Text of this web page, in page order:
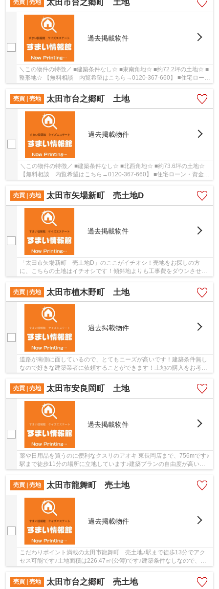
売買 | 売地
太田市台之郷町 土地
過去掲載物件
＼この物件の特徴／ ■建築条件なし☆ ■東南角地☆ ■約72.2坪の土地☆ ■
整形地☆ 【無料相談 内覧希望はこちら→0120-367-660】 ■住宅ロー
売買 | 売地
太田市台之郷町 土地
過去掲載物件
＼この物件の特徴／ ■建築条件なし☆ ■北西角地☆ ■約73.6坪の土地☆
【無料相談 内覧希望はこちら→0120-367-660】 ■住宅ローン・資金計
売買 | 売地
太田市矢場新町 売土地D
過去掲載物件
「太田市矢場新町 売土地D」のここがイチオシ！売地をお探しの方
に、こちらの土地はイチオシです！傾斜地よりも工事費をダウンさせや
すいのが平坦地です！こちらの土地面積は281.82㎡...
売買 | 売地
太田市植木野町 土地
過去掲載物件
道路が南側に面しているので、とてもニーズが高いです！建築条件無し
なので好きな建築業者に依頼することができます！土地の購入をお考え
売買 | 売地
太田市安良岡町 土地
過去掲載物件
薬や日用品を買うのに便利なクスリのアオキ 東長岡店まで、756mです♪
駅まで徒歩11分の場所に立地しています♪建築プランの自由度が高い、
売買 | 売地
太田市龍舞町 売土地
過去掲載物件
こだわりポイント満載の太田市龍舞町 売土地♪駅まで徒歩13分でアク
セス可能です♪土地面積は226.47㎡(公簿)です♪建築条件なしなので、自
売買 | 売地
太田市台之郷町 売土地